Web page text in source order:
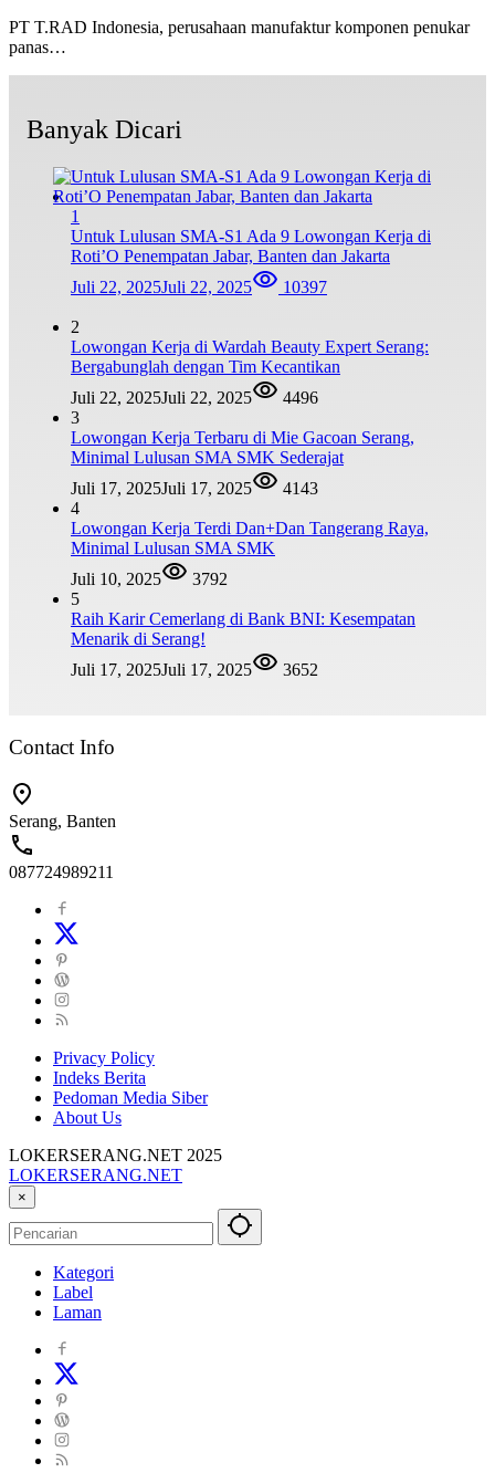
PT T.RAD Indonesia, perusahaan manufaktur komponen penukar
panas…
Banyak Dicari
1
Untuk Lulusan SMA-S1 Ada 9 Lowongan Kerja di
Roti’O Penempatan Jabar, Banten dan Jakarta
Juli 22, 2025Juli 22, 2025 10397
2
Lowongan Kerja di Wardah Beauty Expert Serang:
Bergabunglah dengan Tim Kecantikan
Juli 22, 2025Juli 22, 2025
4496
3
Lowongan Kerja Terbaru di Mie Gacoan Serang,
Minimal Lulusan SMA SMK Sederajat
Juli 17, 2025Juli 17, 2025
4143
4
Lowongan Kerja Terdi Dan+Dan Tangerang Raya,
Minimal Lulusan SMA SMK
Juli 10, 2025
3792
5
Raih Karir Cemerlang di Bank BNI: Kesempatan
Menarik di Serang!
Juli 17, 2025Juli 17, 2025 3652
Contact Info
Serang, Banten
087724989211
Privacy Policy
Indeks Berita
Pedoman Media Siber
About Us
LOKERSERANG.NET 2025
LOKERSERANG.NET
Info
Lowongan
Kerja
Sekitarnya
×
Kategori
Label
Laman